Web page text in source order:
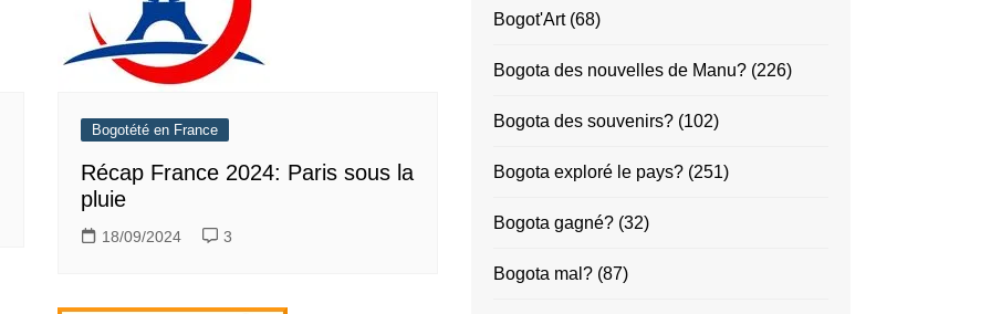
Bogotété en France
Récap France 2024: Paris sous la
pluie
18/09/2024 3
Bogot'Art(68)
Bogota des nouvelles de Manu?(226)
Bogota des souvenirs?(102)
Bogota exploré le pays?(251)
Bogota gagné?(32)
Bogota mal?(87)